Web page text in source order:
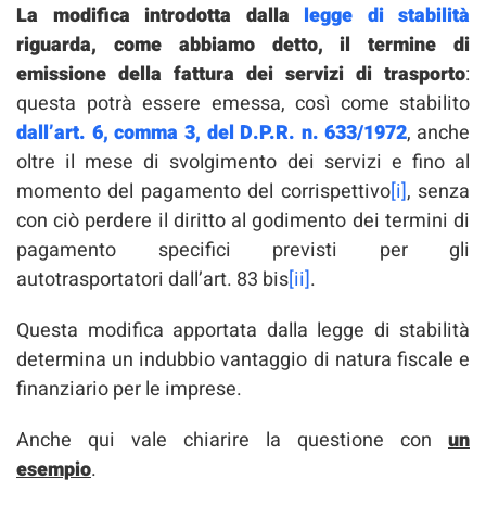
La modifica introdotta dalla legge di stabilità
riguarda, come abbiamo detto, il termine di
emissione della fattura dei servizi di trasporto:
questa potrà essere emessa, così come stabilito
dall’art. 6, comma 3, del D.P.R. n. 633/1972, anche
oltre il mese di svolgimento dei servizi e fino al
momento del pagamento del corrispettivo[i], senza
con ciò perdere il diritto al godimento dei termini di
pagamento specifici previsti per gli
autotrasportatori dall’art. 83 bis[ii].
Questa modifica apportata dalla legge di stabilità
determina un indubbio vantaggio di natura fiscale e
finanziario per le imprese.
Anche qui vale chiarire la questione con un
esempio.